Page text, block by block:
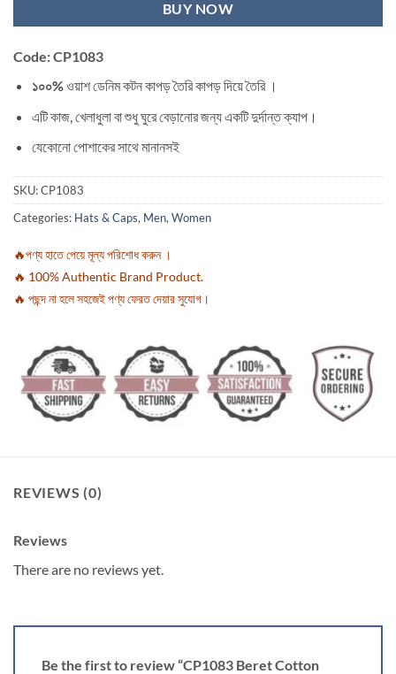
BUY NOW
Code: CP1083
১০০%ওয়াশ ডেনিম কটন কাপড় তৈরি কাপড় দিয়ে তৈরি ।
এটি কাজ, খেলাধুলা বা শুধু ঘুরে বেড়ানোর জন্য একটি দুর্দান্ত ক্যাপ।
যেকোনো পোশাকের সাথে মানানসই
SKU:CP1083
Categories: Hats & Caps, Men, Women
🔥পণ্য হাতে পেয়ে মূল্য পরিশোধ করুন ।
🔥 100% Authentic Brand Product.
🔥 পছন্দ না হলে সহজেই পণ্য ফেরত দেয়ার সুযোগ।
REVIEWS (0)
Reviews
There are no reviews yet.
Be the first to review “CP1083 Beret Cotton